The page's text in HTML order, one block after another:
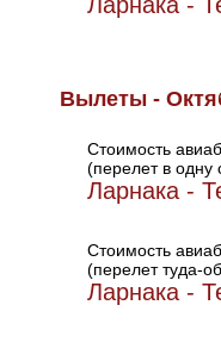
Вылеты -
Стоимость
(перелет в одну
Ларнака -
Стоимость
(перелет туда-
Ларнака -